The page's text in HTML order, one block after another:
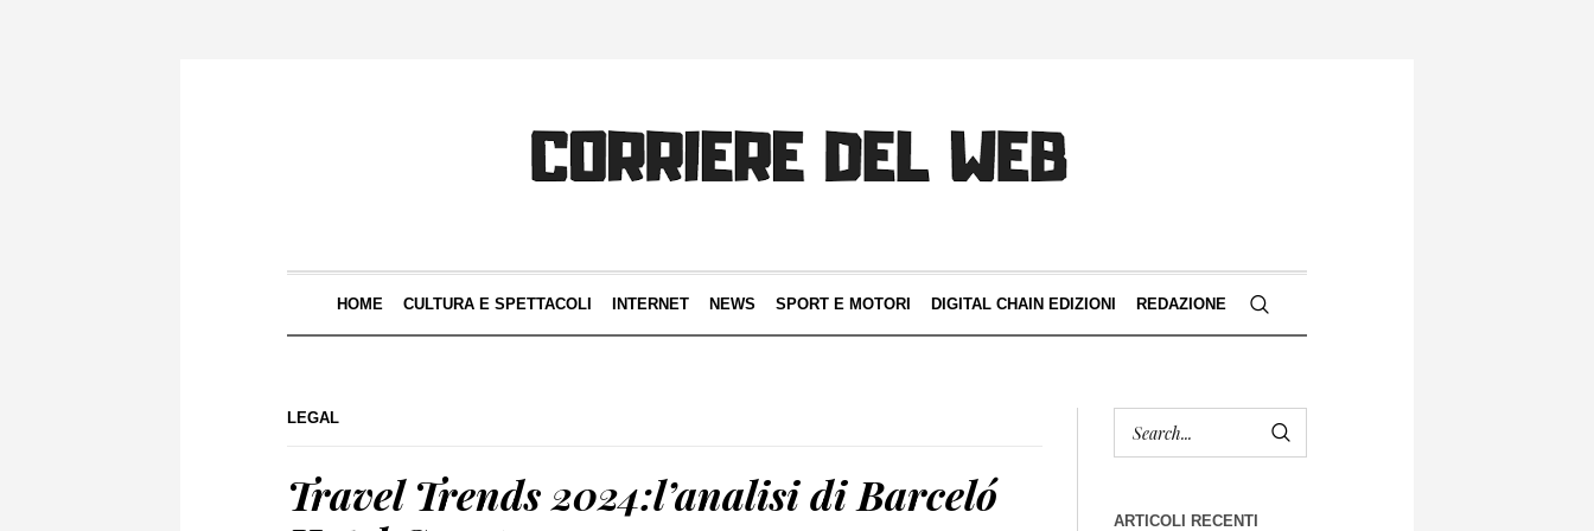
HOME CULTURA E SPETTACOLI INTERNET NEWS SPORT E MOTORI DIGITAL CHAIN EDIZIONI REDAZIONE
LEGAL
Travel Trends 2024:l’analisi di Barceló
ARTICOLI RECENTI